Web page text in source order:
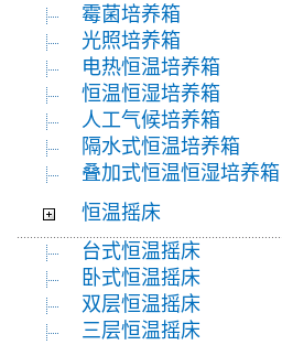
霉菌培养箱
光照培养箱
电热恒温培养箱
恒温恒湿培养箱
人工气候培养箱
隔水式恒温培养箱
叠加式恒温恒湿培养箱
恒温摇床
台式恒温摇床
卧式恒温摇床
双层恒温摇床
三层恒温摇床